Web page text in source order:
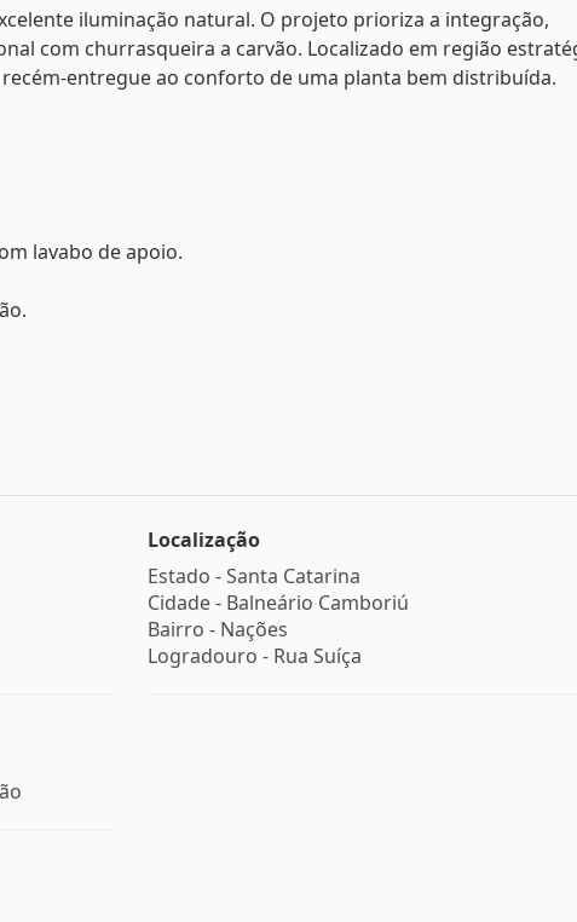
iluminação natural. O projeto prioriza a integração,
com churrasqueira a carvão. Localizado em região
entregue ao conforto de uma planta bem distribuída.
lavabo de apoio.
Localização
Estado -Santa Catarina
Cidade - Balneário Camboriú
Bairro - Nações
Logradouro - Rua Suíça